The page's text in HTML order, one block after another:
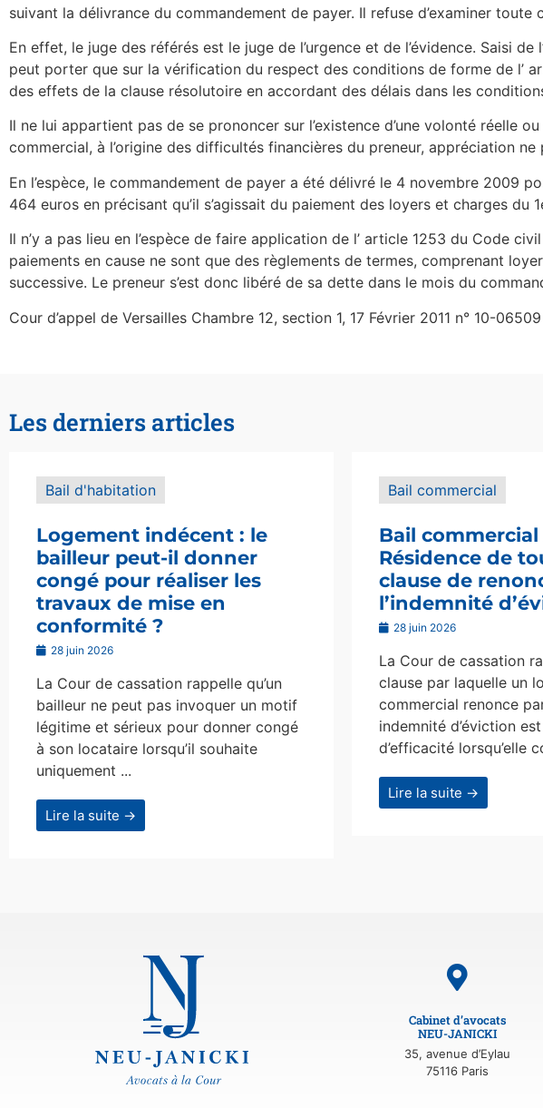
suivant la délivrance du commandement de payer. Il refuse d’examiner toute
En effet, le juge des référés est le juge de l’urgence et de l’évidence. Saisi
peut porter que sur la vérification du respect des conditions de forme de l’
des effets de la clause résolutoire en accordant des délais dans les
Il ne lui appartient pas de se prononcer sur l’existence d’une volonté réelle
commercial, à l’origine des difficultés financières du preneur, appréciation
En l’espèce, le commandement de payer a été délivré le 4 novembre 2009
464 euros en précisant qu’il s’agissait du paiement des loyers et charges du
Il n’y a pas lieu en l’espèce de faire application de l’ article 1253 du Code
paiements en cause ne sont que des règlements de termes, comprenant
successive. Le preneur s’est donc libéré de sa dette dans le mois du
Cour d’appel de Versailles Chambre 12, section 1, 17 Février 2011 n° 10-06509
Les derniers articles
Bail d'habitation
Logement indécent : le
bailleur peut-il donner
congé pour réaliser les
travaux de mise en
conformité ?
28 juin 2026
La Cour de cassation rappelle qu’un
bailleur ne peut pas invoquer un motif
légitime et sérieux pour donner congé
à son locataire lorsqu’il souhaite
uniquement ...
Lire la suite →
Bail commercial
Bail commercial
Résidence de
clause de
l’indemnité
28 juin 2026
La Cour de cassation
clause par laquelle un
commercial renonce
indemnité d’éviction
d’efficacité lorsqu’elle
Lire la suite →
Cabinet d’avocats
NEU-JANICKI
35, avenue d’Eylau
75116 Paris